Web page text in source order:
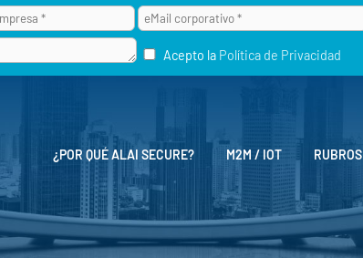
Acepto la Política de Privacidad
¿POR QUÉ ALAI SECURE? M2M / IOT RUBROS